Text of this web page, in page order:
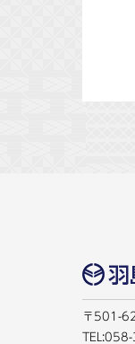
〒501-
TEL:058-